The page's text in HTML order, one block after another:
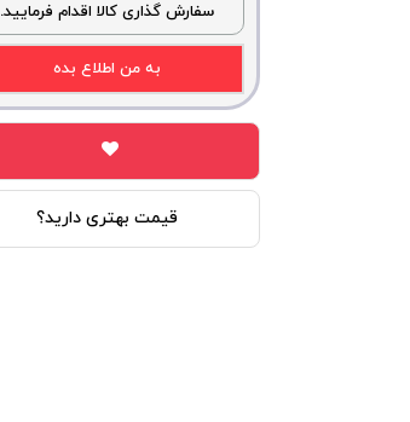
سفارش گذاری کالا اقدام فرمایید.
به من اطلاع بده
قیمت بهتری دارید؟